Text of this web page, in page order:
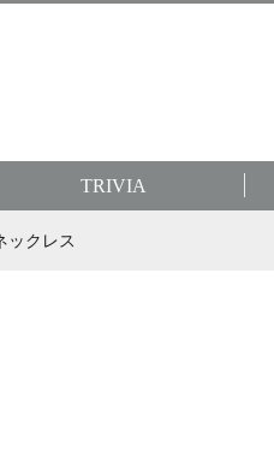
TRIVIA
ックレス